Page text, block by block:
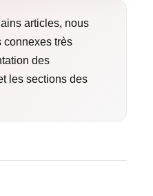
articles, nous
connexes très
des
les sections des